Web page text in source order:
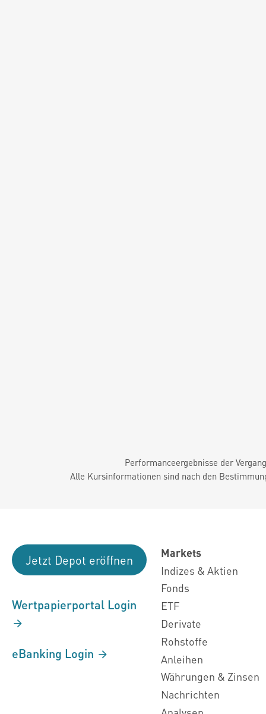
Performanceergebnisse der
Alle Kursinformationen sind nach den
Jetzt Depot eröffnen
Wertpapierportal Login
eBanking Login
Markets
Indizes & Aktien
Fonds
ETF
Derivate
Rohstoffe
Anleihen
Währungen & Zinsen
Nachrichten